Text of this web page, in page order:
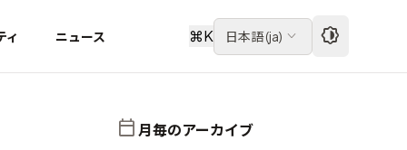
ィ ニュース ⌘K 日本語(ja)
月毎のアーカイブ